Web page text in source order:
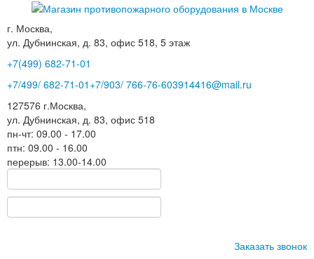
г. Москва,
ул. Дубнинская, д. 83, офис 518, 5 этаж
+7(499) 682-71-01
+7/499/ 682-71-01 +7/903/ 766-76-603914416@mail.ru
127576 г.Москва,
ул. Дубнинская, д. 83, офис 518
пн-чт: 09.00 - 17.00
птн: 09.00 - 16.00
перерыв: 13.00-14.00
Заказать звонок